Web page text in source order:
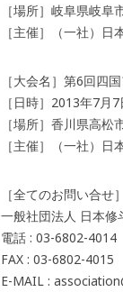
［場所］岐阜県岐阜
［主催］（一社）
［大会名］第6回四
［日時］2013年7月7
［場所］香川県高松
［主催］（一社）
［全てのお問い合せ］
一般社団法人 日本修
電話 : 03-6802-4014
FAX : 03-6802-4015
E-MAIL :